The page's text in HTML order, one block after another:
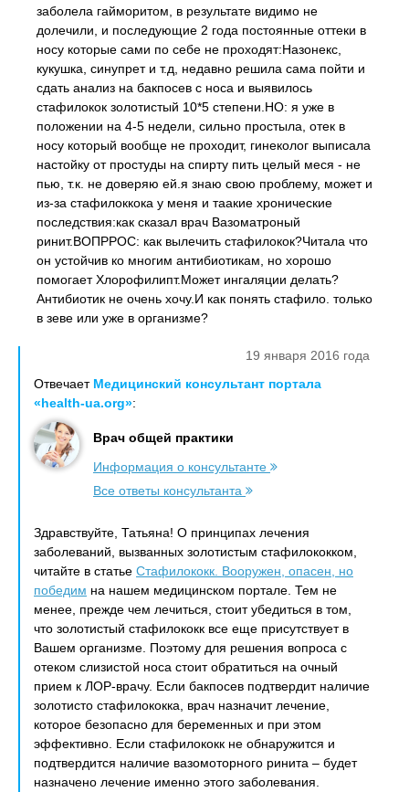
заболела гайморитом, в результате видимо не
долечили, и последующие 2 года постоянные оттеки в
носу которые сами по себе не проходят:Назонекс,
кукушка, синупрет и т.д, недавно решила сама пойти и
сдать анализ на бакпосев с носа и выявилось
стафилокок золотистый 10*5 степени.НО: я уже в
положении на 4-5 недели, сильно простыла, отек в
носу который вообще не проходит, гинеколог выписала
настойку от простуды на спирту пить целый меся - не
пью, т.к. не доверяю ей.я знаю свою проблему, может и
из-за стафилоккока у меня и таакие хронические
последствия:как сказал врач Вазоматроный
ринит.ВОПРРОС: как вылечить стафилокок?Читала что
он устойчив ко многим антибиотикам, но хорошо
помогает Хлорофилипт.Может ингаляции делать?
Антибиотик не очень хочу.И как понять стафило. только
в зеве или уже в организме?
19 января 2016 года
Отвечает Медицинский консультант портала
«health-ua.org»:
Врач общей практики
Информация о консультанте
Все ответы консультанта
Здравствуйте, Татьяна! О принципах лечения
заболеваний, вызванных золотистым стафилококком,
читайте в статье Стафилококк. Вооружен, опасен, но
победим на нашем медицинском портале. Тем не
менее, прежде чем лечиться, стоит убедиться в том,
что золотистый стафилококк все еще присутствует в
Вашем организме. Поэтому для решения вопроса с
отеком слизистой носа стоит обратиться на очный
прием к ЛОР-врачу. Если бакпосев подтвердит наличие
золотисто стафилококка, врач назначит лечение,
которое безопасно для беременных и при этом
эффективно. Если стафилококк не обнаружится и
подтвердится наличие вазомоторного ринита – будет
назначено лечение именно этого заболевания.